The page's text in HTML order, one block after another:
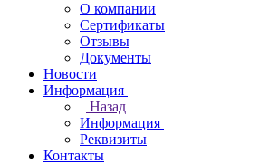
О компании
Сертификаты
Отзывы
Документы
Новости
Информация
Назад
Информация
Реквизиты
Контакты